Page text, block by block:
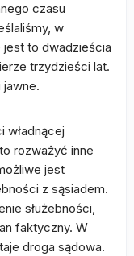
czasu
w
jest to dwadzieścia
trzydzieści lat.
władnącej
rozważyć inne
jest
z sąsiadem.
służebności,
faktyczny. W
droga sądowa.